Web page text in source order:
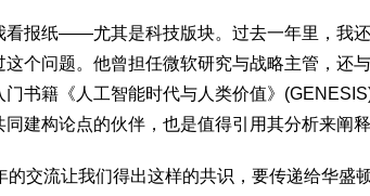
看报纸——尤其是科技版块。过去一年里，我
这个问题。他曾担任微软研究与战略主管，还
门书籍《人工智能时代与人类价值》
同建构论点的伙伴，也是值得引用其分析来阐
的交流让我们得出这样的共识，要传递给华盛